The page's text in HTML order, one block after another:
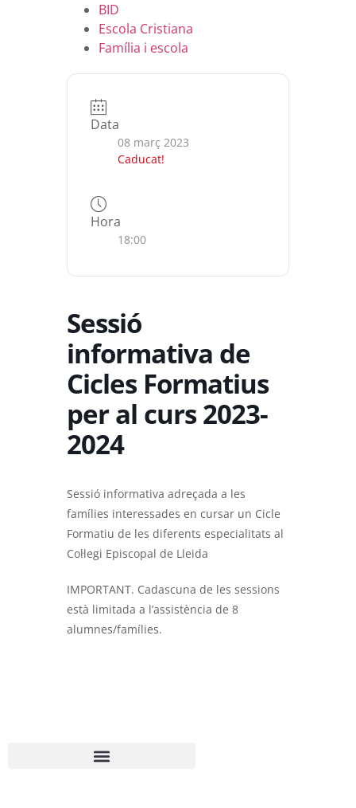
BID
Escola Cristiana
Família i escola
Data
08 març 2023
Caducat!
Hora
18:00
Sessió
informativa de
Cicles Formatius
per al curs 2023-
2024
Sessió informativa adreçada a les
famílies interessades en cursar un Cicle
Formatiu de les diferents especialitats al
Col·legi Episcopal de Lleida
IMPORTANT. Cadascuna de les sessions
està limitada a l’assistència de 8
alumnes/famílies.